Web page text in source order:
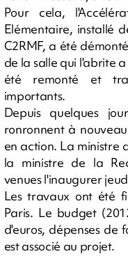
Pour cela,
Elémentaire, installé
C2RMF, a été
de la salle qui l'abrite
été remonté et
importants.
Depuis quelques
ronronnent à
en action. La ministre
la ministre de la
venues l'inaugurer
Les travaux ont été
Paris. Le budget
d'euros, dépenses de
est associé au projet.